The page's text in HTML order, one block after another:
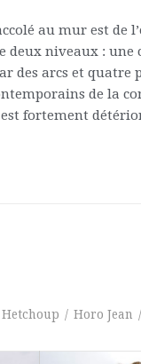
au mur est de
niveaux :
des arcs et quatre
de la
fortement
/ Horo Jean /